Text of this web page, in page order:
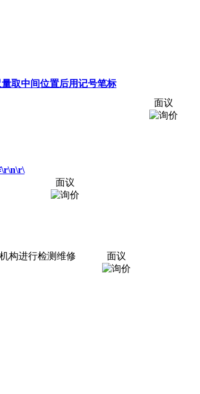
取中间位置后用记号笔标
面议
\r\n\r\
面议
机构进行检测维修
面议